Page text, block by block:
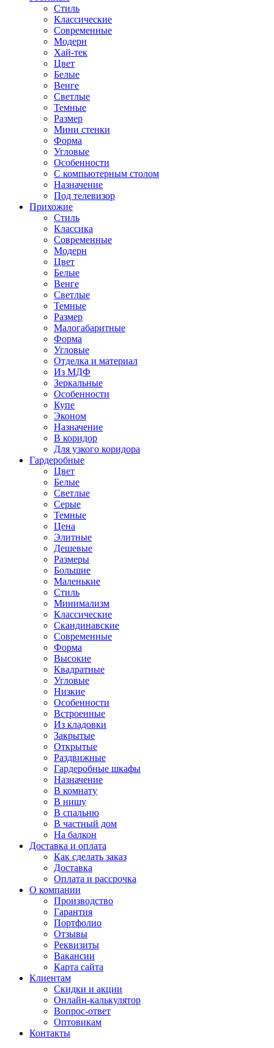
Стиль
Классические
Современные
Модерн
Хай-тек
Цвет
Белые
Венге
Светлые
Темные
Размер
Мини стенки
Форма
Угловые
Особенности
С компьютерным столом
Назначение
Под телевизор
Прихожие
Стиль
Классика
Современные
Модерн
Цвет
Белые
Венге
Светлые
Темные
Размер
Малогабаритные
Форма
Угловые
Отделка и материал
Из МДФ
Зеркальные
Особенности
Купе
Эконом
Назначение
В коридор
Для узкого коридора
Гардеробные
Цвет
Белые
Светлые
Серые
Темные
Цена
Элитные
Дешевые
Размеры
Большие
Маленькие
Стиль
Минимализм
Классические
Скандинавские
Современные
Форма
Высокие
Квадратные
Угловые
Низкие
Особенности
Встроенные
Из кладовки
Закрытые
Открытые
Раздвижные
Гардеробные шкафы
Назначение
В комнату
В нишу
В спальню
В частный дом
На балкон
Доставка и оплата
Как сделать заказ
Доставка
Оплата и рассрочка
О компании
Производство
Гарантия
Портфолио
Отзывы
Реквизиты
Вакансии
Карта сайта
Клиентам
Скидки и акции
Онлайн-калькулятор
Вопрос-ответ
Оптовикам
Контакты